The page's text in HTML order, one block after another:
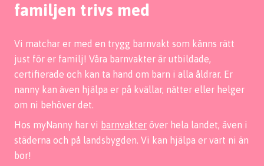
familjen trivs med
Vi matchar er med en trygg barnvakt som känns rätt
just för er familj! Våra barnvakter är utbildade,
certifierade och kan ta hand om barn i alla åldrar. Er
nanny kan även hjälpa er på kvällar, nätter eller helger
om ni behöver det.
Hos myNanny har vi barnvakter över hela landet, även i
städerna och på landsbygden. Vi kan hjälpa er vart ni än
bor!